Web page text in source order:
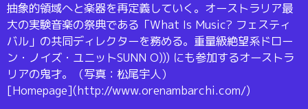
抽象的領域へと楽器を再定義していく。オーストラリア最
大の実験音楽の祭典である「What Is Music? フェスティ
バル」の共同ディレクターを務める。重量級絶望系ドロー
ン・ノイズ・ユニットSUNN O))) にも参加するオーストラ
リアの鬼才。（写真：松尾宇人）
[Homepage](http://www.orenambarchi.com/)